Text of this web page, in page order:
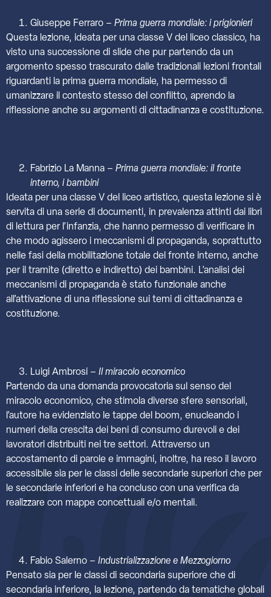
Giuseppe Ferraro – Prima guerra mondiale: i prigionieri
Questa lezione, ideata per una classe V del liceo classico, ha
visto una successione di slide che pur partendo da un
argomento spesso trascurato dalle tradizionali lezioni frontali
riguardanti la prima guerra mondiale, ha permesso di
umanizzare il contesto stesso del conflitto, aprendo la
riflessione anche su argomenti di cittadinanza e costituzione.
Fabrizio La Manna – Prima guerra mondiale: il fronte
interno, i bambini
Ideata per una classe V del liceo artistico, questa lezione si è
servita di una serie di documenti, in prevalenza attinti dai libri
di lettura per l’infanzia, che hanno permesso di verificare in
che modo agissero i meccanismi di propaganda, soprattutto
nelle fasi della mobilitazione totale del fronte interno, anche
per il tramite (diretto e indiretto) dei bambini. L’analisi dei
meccanismi di propaganda è stato funzionale anche
all’attivazione di una riflessione sui temi di cittadinanza e
costituzione.
Luigi Ambrosi – Il miracolo economico
Partendo da una domanda provocatoria sul senso del
miracolo economico, che stimola diverse sfere sensoriali,
l’autore ha evidenziato le tappe del boom, enucleando i
numeri della crescita dei beni di consumo durevoli e dei
lavoratori distribuiti nei tre settori. Attraverso un
accostamento di parole e immagini, inoltre, ha reso il lavoro
accessibile sia per le classi delle secondarie superiori che per
le secondarie inferiori e ha concluso con una verifica da
realizzare con mappe concettuali e/o mentali.
Fabio Salerno – Industrializzazione e Mezzogiorno
Pensato sia per le classi di secondaria superiore che di
secondaria inferiore, la lezione, partendo da tematiche globali